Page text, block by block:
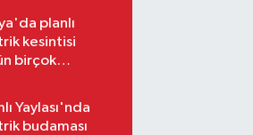
planlı
kesintisi
birçok
Yaylası'nda
budaması